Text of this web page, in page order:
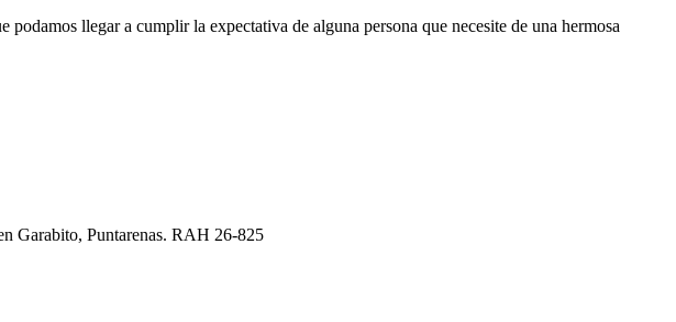
llegar a cumplir la expectativa de alguna persona que necesite de una hermosa